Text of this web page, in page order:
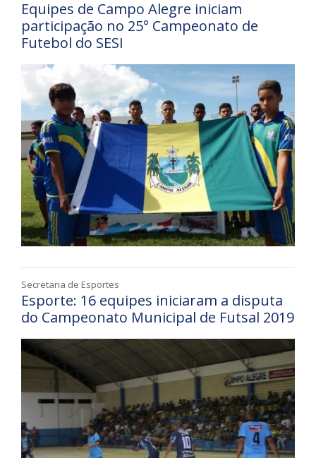
Equipes de Campo Alegre iniciam
participação no 25° Campeonato de
Futebol do SESI
Secretaria de Esportes
Esporte: 16 equipes iniciaram a disputa
do Campeonato Municipal de Futsal 2019